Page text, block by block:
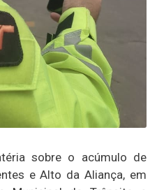
sobre o acúmulo de
e Alto da Aliança, em